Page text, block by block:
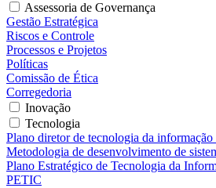
Assessoria de Governança
Gestão Estratégica
Riscos e Controle
Processos e Projetos
Políticas
Comissão de Ética
Corregedoria
Inovação
Tecnologia
Plano diretor de tecnologia da
Metodologia de desenvolvimento de
Plano Estratégico de Tecnologia da
PETIC